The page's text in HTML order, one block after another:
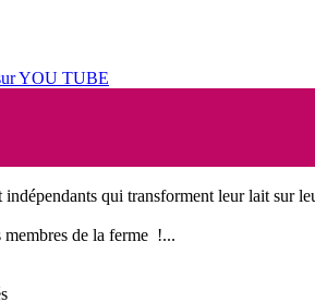
YOU TUBE
qui transforment leur lait sur
de la ferme !...